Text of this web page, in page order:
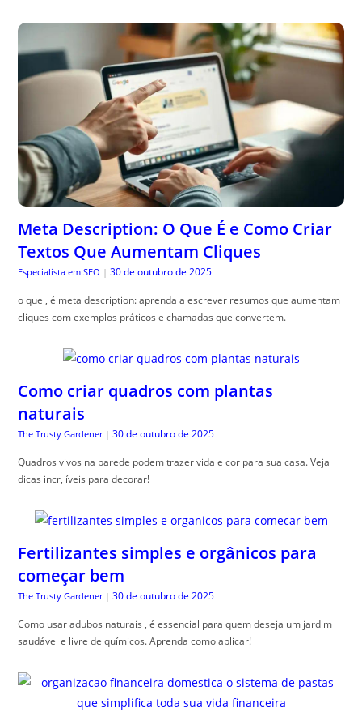
Meta Description: O Que É e Como Criar
Textos Que Aumentam Cliques
Especialista em SEO | 30 de outubro de 2025
o que , é meta description: aprenda a escrever resumos que aumentam
cliques com exemplos práticos e chamadas que convertem.
Como criar quadros com plantas
naturais
The Trusty Gardener | 30 de outubro de 2025
Quadros vivos na parede podem trazer vida e cor para sua casa. Veja
dicas incr, íveis para decorar!
Fertilizantes simples e orgânicos para
começar bem
The Trusty Gardener | 30 de outubro de 2025
Como usar adubos naturais , é essencial para quem deseja um jardim
saudável e livre de químicos. Aprenda como aplicar!